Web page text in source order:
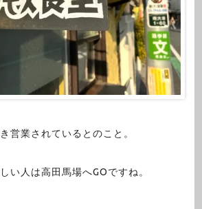
営業されているとのこと。
い人は高田馬場へGOですね。